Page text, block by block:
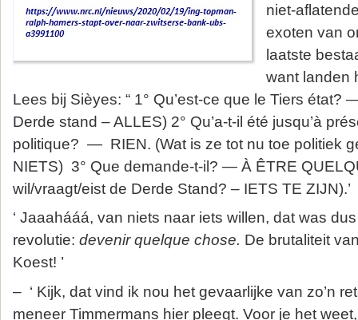
niet-
exoten van
laatste
want landen
Lees bij Sièyes: “ 1° Qu’est-ce que le Tiers état?
Derde stand – ALLES) 2° Qu’a-t-il été jusqu’à
politique? — RIEN. (Wat is ze tot nu toe politiek
NIETS) 3° Que demande-t-il? — À ÊTRE
wil/vraagt/eist de Derde Stand? – IETS TE ZIJN).’
‘ Jaaahááá, van niets naar iets willen, dat was
revolutie: devenir quelque chose. De brutaliteit
Koest! ’
– ‘ Kijk, dat vind ik nou het gevaarlijke van zo’n
meneer Timmermans hier pleegt. Voor je het